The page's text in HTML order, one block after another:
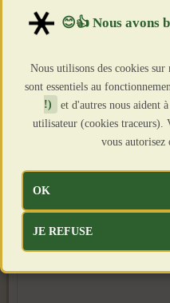
Nous utilisons des cookies
sont essentiels au
!)
et d'autres nous aident
utilisateur (cookies traceurs).
vous autorisez
OK
JE REFUSE